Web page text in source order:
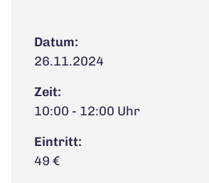
Datum:
26.11.2024
Zeit:
10:00 - 12:00 Uhr
Eintritt:
49 €